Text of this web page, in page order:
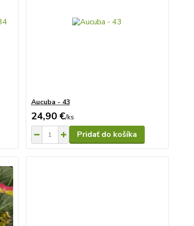
Aucuba - 43
24,90 €/ks
Pridať do košíka